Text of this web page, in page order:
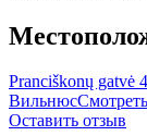
Pranciškonų gatvė
Вильнюс
Оставить отзыв